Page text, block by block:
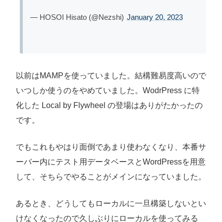
— HOSOI Hisato (@Nezshi) January 20, 2023
以前はMAMPを使っていました。結構難易度高いので
いつしか使うのをやめていました。WodrPress に特
化した Local by Flywheel の登場はありがたかったの
です。
でもこれもやはり面倒であまり使わなくなり、本番サ
ーバー内にテスト用データベースとWordPressを用意
して、そちらでやることがメインになっていました。
あるとき、どうしてもローカルに一旦構築しないとい
けなくなったので久しぶりにローカルを使ってみる